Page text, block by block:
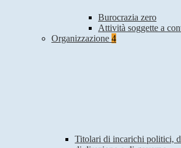
Burocrazia zero
Attività soggette a
Organizzazione 4
Titolari di incarichi politici,